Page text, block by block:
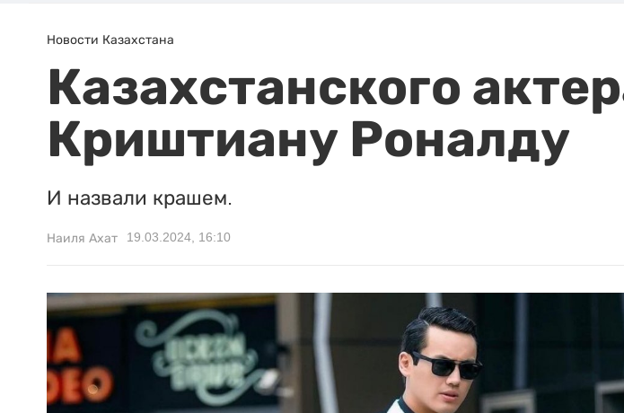
Новости Казахстана
Казахстанского
Криштиану Роналду
И назвали крашем.
Наиля Ахат 19.03.2024, 16:10